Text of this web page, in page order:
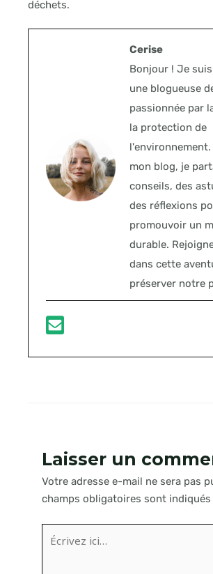
déchets.
Cerise
Bonjour ! Je
une blogueuse
passionnée par
la protection de
mon blog, je
conseils, des
des réflexions
promouvoir un
durable.
dans cette
préserver notre
Laisser un
Votre adresse e-mail ne sera pas
champs obligatoires sont indiqués
ici…